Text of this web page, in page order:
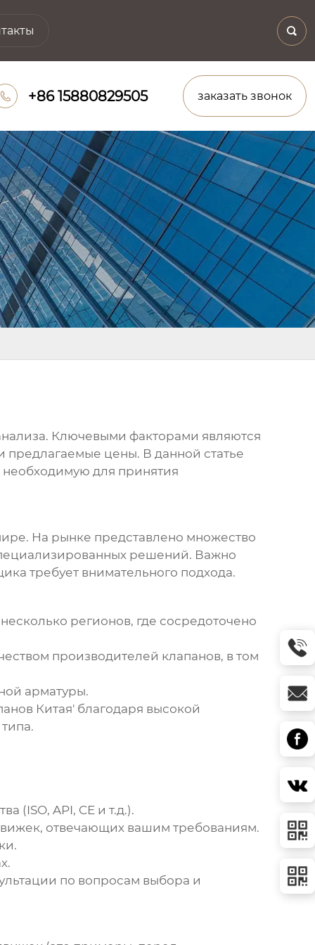

 +86 15880829505 заказать звонок
Ключевыми факторами являются
предлагаемые цены. В данной статье
для принятия
На рынке представлено множество
решений. Важно
требует внимательного подхода.
регионов, где сосредоточено
производителей клапанов, в том
арматуры.
Китая' благодаря высокой
(ISO, API, CE и т.д.).
, отвечающих вашим требованиям.
по вопросам выбора и